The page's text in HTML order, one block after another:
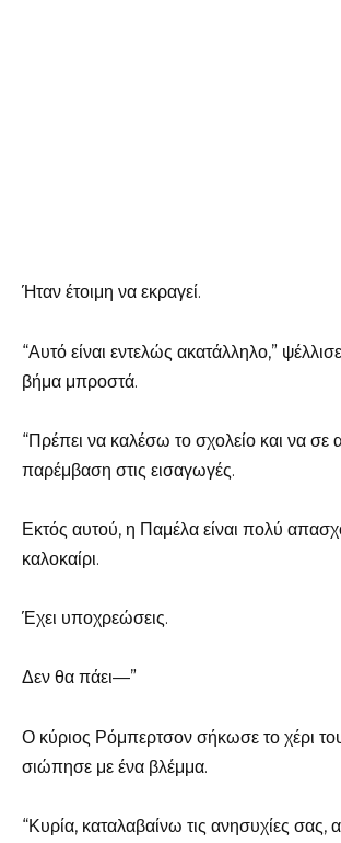
Ήταν έτοιμη να εκραγεί.
“Αυτό είναι εντελώς ακατάλληλο,”
βήμα μπροστά.
“Πρέπει να καλέσω το σχολείο και να σε
παρέμβαση στις εισαγωγές.
Εκτός αυτού, η Παμέλα είναι πολύ
καλοκαίρι.
Έχει υποχρεώσεις.
Δεν θα πάει—”
Ο κύριος Ρόμπερτσον σήκωσε το χέρι
σιώπησε με ένα βλέμμα.
“Κυρία, καταλαβαίνω τις ανησυχίες